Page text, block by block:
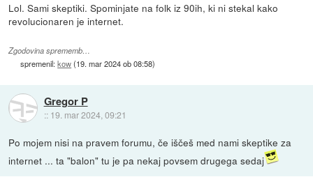
Lol. Sami skeptiki. Spominjate na folk iz 90ih, ki ni stekal kako
revolucionaren je internet.
Zgodovina sprememb…
spremenil:kow(19. mar 2024 ob 08:58)
Gregor P
:: 19. mar 2024, 09:21
Po mojem nisi na pravem forumu, če iščeš med nami skeptike za
internet ... ta "balon" tu je pa nekaj povsem drugega sedaj